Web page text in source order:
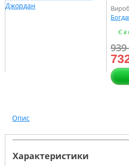
Є в
939
Опис
Характеристики